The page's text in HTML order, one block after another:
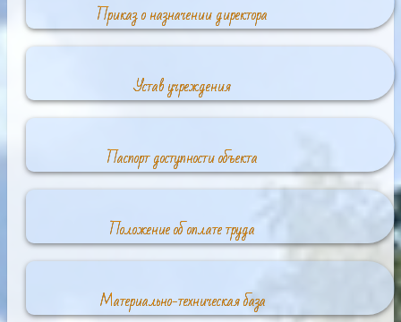
Приказ о назначении директора
Устав учреждения
Паспорт доступности объекта
Положение об оплате труда
Материально-техническая база